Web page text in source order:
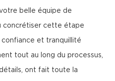
belle équipe de
concrétiser cette étape
et tranquillité
tout au long du processus,
ont fait toute la